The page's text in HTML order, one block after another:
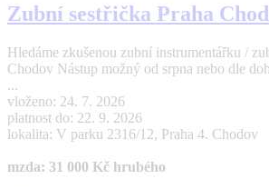
Zubní sestřička Praha
Hledáme zkušenou zubní instrumentářku /
Chodov Nástup možný od srpna nebo dle
...
vloženo: 24. 7. 2026
platnost do: 22. 9. 2026
lokalita: V parku 2316/12, Praha 4. Chodov
mzda: 31 000 Kč hrubého